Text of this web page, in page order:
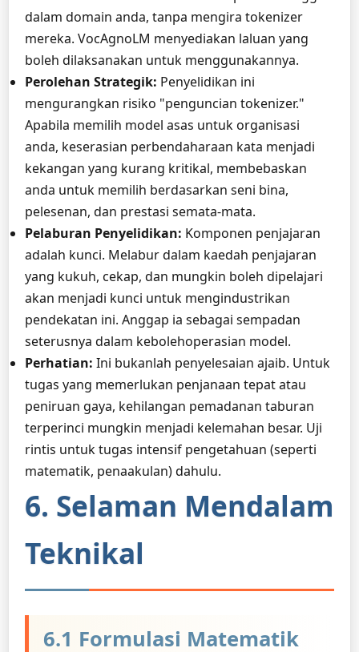
dalam domain anda, tanpa mengira tokenizer
mereka. VocAgnoLM menyediakan laluan yang
boleh dilaksanakan untuk menggunakannya.
Perolehan Strategik: Penyelidikan ini
mengurangkan risiko "penguncian tokenizer."
Apabila memilih model asas untuk organisasi
anda, keserasian perbendaharaan kata menjadi
kekangan yang kurang kritikal, membebaskan
anda untuk memilih berdasarkan seni bina,
pelesenan, dan prestasi semata-mata.
Pelaburan Penyelidikan: Komponen penjajaran
adalah kunci. Melabur dalam kaedah penjajaran
yang kukuh, cekap, dan mungkin boleh dipelajari
akan menjadi kunci untuk mengindustrikan
pendekatan ini. Anggap ia sebagai sempadan
seterusnya dalam kebolehoperasian model.
Perhatian: Ini bukanlah penyelesaian ajaib. Untuk
tugas yang memerlukan penjanaan tepat atau
peniruan gaya, kehilangan pemadanan taburan
terperinci mungkin menjadi kelemahan besar. Uji
rintis untuk tugas intensif pengetahuan (seperti
matematik, penaakulan) dahulu.
6. Selaman Mendalam
Teknikal
6.1 Formulasi Matematik